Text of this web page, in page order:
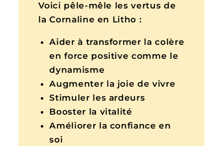
Voici pêle-mêle les vertus de
la Cornaline en Litho :
Aider à transformer la colère
en force positive comme le
dynamisme
Augmenter la joie de vivre
Stimuler les ardeurs
Booster la vitalité
Améliorer la confiance en
soi